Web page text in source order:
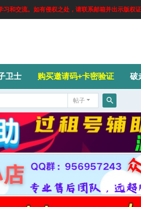
习和交流。如有侵权之处，请联系邮箱并出示版
卫士 购买邀请码+卡密验证 破
帖子
搜
索